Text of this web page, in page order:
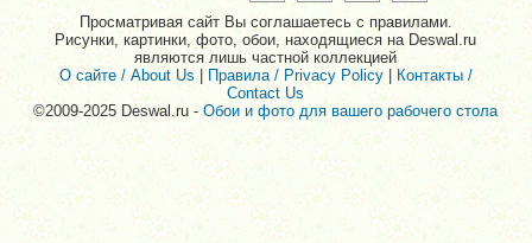
Просматривая сайт Вы соглашаетесь с правилами.
Рисунки, картинки, фото, обои, находящиеся на Deswal.ru
являются лишь частной коллекцией
О сайте / About Us|Правила / Privacy Policy
Контакты /
Contact Us
©2009-2025 Deswal.ru -Обои и фото для вашего рабочего стола